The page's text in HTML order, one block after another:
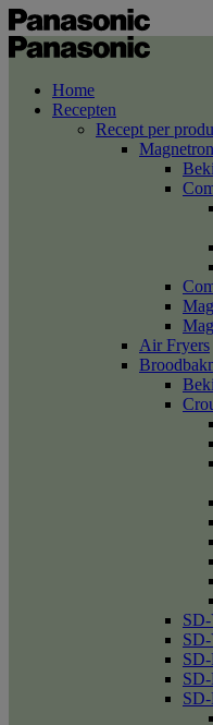
Home
Recepten
Recept per
Air Fryers